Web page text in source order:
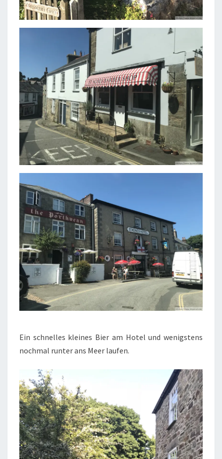
Ein schnelles kleines Bier am Hotel und wenigstens
nochmal runter ans Meer laufen.